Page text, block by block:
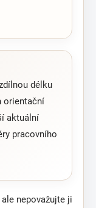
délku
orientační
aktuální
pracovního
nepovažujte ji